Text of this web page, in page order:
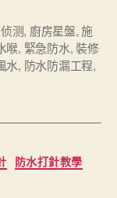
测, 廚房星盤,施
喉, 緊急防水,裝修
水, 防水防漏工程,
防水打針教學